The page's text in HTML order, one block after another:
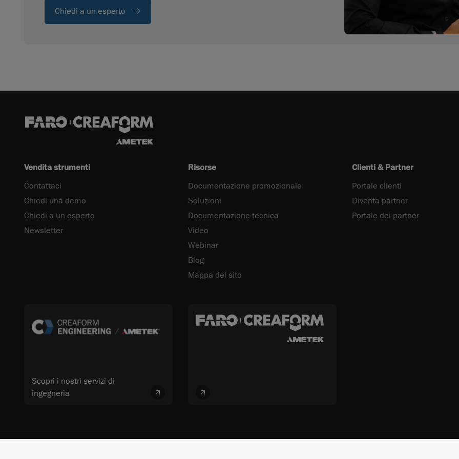
Chiedi a un esperto
Vendita strumenti
Contattaci
Chiedi una demo
Chiedi a un esperto
Newsletter
Risorse
Documentazione promozionale
Soluzioni
Documentazione tecnica
Video
Webinar
Blog
Mappa del sito
Clienti & Partner
Portale clienti
Diventa partner
Portale dei partner
Scopri i nostri servizi di
ingegneria